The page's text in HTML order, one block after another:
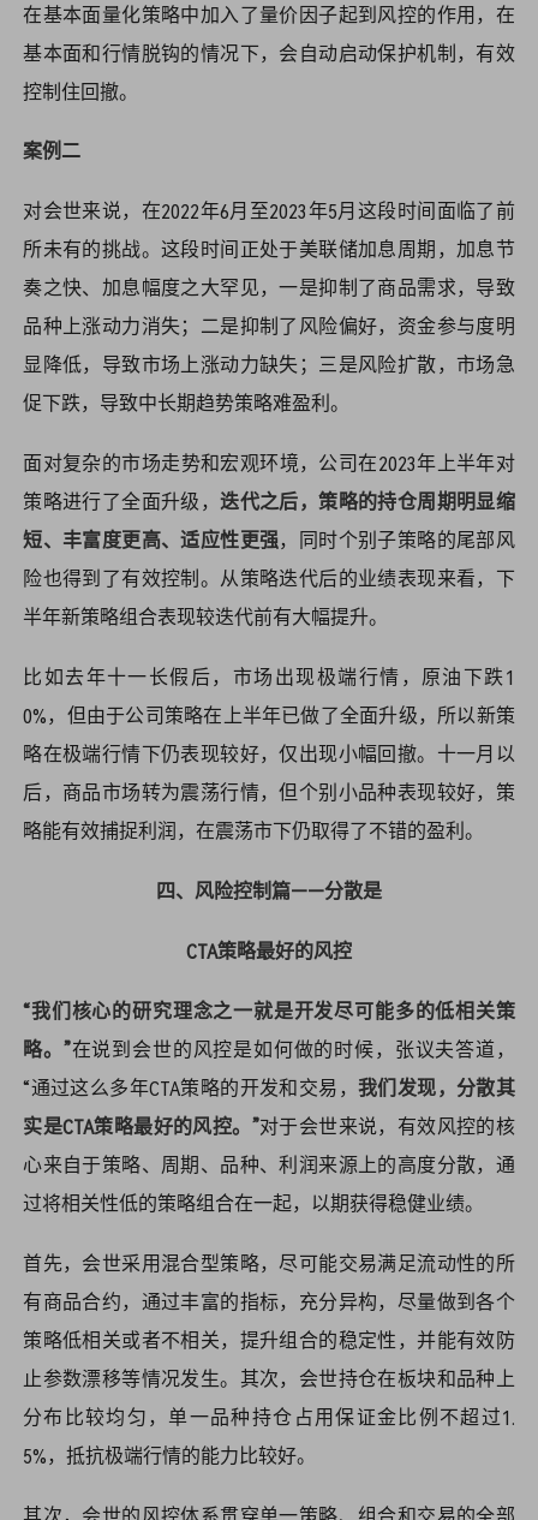
在基本面量化策略中加入了量价因子起到风控的作用，在
基本面和行情脱钩的情况下，会自动启动保护机制，有效
控制住回撤。
案例二
对会世来说，在2022年6月至2023年5月这段时间面临了前
所未有的挑战。这段时间正处于美联储加息周期，加息节
奏之快、加息幅度之大罕见，一是抑制了商品需求，导致
品种上涨动力消失；二是抑制了风险偏好，资金参与度明
显降低，导致市场上涨动力缺失；三是风险扩散，市场急
促下跌，导致中长期趋势策略难盈利。
面对复杂的市场走势和宏观环境，公司在2023年上半年对
策略进行了全面升级，迭代之后，策略的持仓周期明显缩
短、丰富度更高、适应性更强，同时个别子策略的尾部风
险也得到了有效控制。从策略迭代后的业绩表现来看，下
半年新策略组合表现较迭代前有大幅提升。
比如去年十一长假后，市场出现极端行情，原油下跌1
0%，但由于公司策略在上半年已做了全面升级，所以新策
略在极端行情下仍表现较好，仅出现小幅回撤。十一月以
后，商品市场转为震荡行情，但个别小品种表现较好，策
略能有效捕捉利润，在震荡市下仍取得了不错的盈利。
四、风险控制篇——分散是
CTA策略最好的风控
“我们核心的研究理念之一就是开发尽可能多的低相关策
略。”在说到会世的风控是如何做的时候，张议夫答道，
“通过这么多年CTA策略的开发和交易，我们发现，分散其
实是CTA策略最好的风控。”对于会世来说，有效风控的核
心来自于策略、周期、品种、利润来源上的高度分散，通
过将相关性低的策略组合在一起，以期获得稳健业绩。
首先，会世采用混合型策略，尽可能交易满足流动性的所
有商品合约，通过丰富的指标，充分异构，尽量做到各个
策略低相关或者不相关，提升组合的稳定性，并能有效防
止参数漂移等情况发生。其次，会世持仓在板块和品种上
分布比较均匀，单一品种持仓占用保证金比例不超过1.
5%，抵抗极端行情的能力比较好。